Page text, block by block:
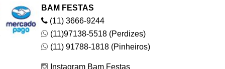
BAM FESTAS
(11) 3666-9244
(11)97138-5518 (Perdizes)
(11) 91788-1818 (Pinheiros)
Instagram Bam Festas